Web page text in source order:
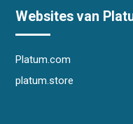
Websites van
Platum.com
platum.store